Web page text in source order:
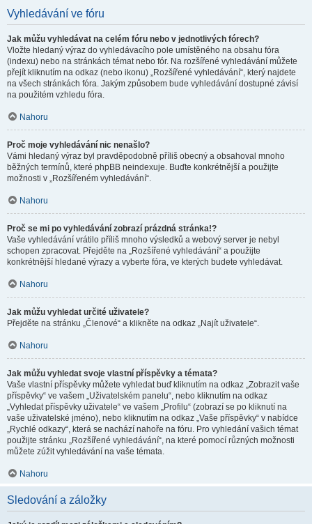
Vyhledávání ve fóru
Jak můžu vyhledávat na celém fóru nebo v jednotlivých fórech?
Vložte hledaný výraz do vyhledávacího pole umístěného na obsahu fóra
(indexu) nebo na stránkách témat nebo fór. Na rozšířené vyhledávání můžete
přejít kliknutím na odkaz (nebo ikonu) „Rozšířené vyhledávání“, který najdete
na všech stránkách fóra. Jakým způsobem bude vyhledávání dostupné závisí
na použitém vzhledu fóra.
Nahoru
Proč moje vyhledávání nic nenašlo?
Vámi hledaný výraz byl pravděpodobně příliš obecný a obsahoval mnoho
běžných termínů, které phpBB neindexuje. Buďte konkrétnější a použijte
možnosti v „Rozšířeném vyhledávání“.
Nahoru
Proč se mi po vyhledávání zobrazí prázdná stránka!?
Vaše vyhledávání vrátilo příliš mnoho výsledků a webový server je nebyl
schopen zpracovat. Přejděte na „Rozšířené vyhledávání“ a použijte
konkrétnější hledané výrazy a vyberte fóra, ve kterých budete vyhledávat.
Nahoru
Jak můžu vyhledat určité uživatele?
Přejděte na stránku „Členové“ a klikněte na odkaz „Najít uživatele“.
Nahoru
Jak můžu vyhledat svoje vlastní příspěvky a témata?
Vaše vlastní příspěvky můžete vyhledat buď kliknutím na odkaz „Zobrazit vaše
příspěvky“ ve vašem „Uživatelském panelu“, nebo kliknutím na odkaz
„Vyhledat příspěvky uživatele“ ve vašem „Profilu“ (zobrazí se po kliknutí na
vaše uživatelské jméno), nebo kliknutím na odkaz „Vaše příspěvky“ v nabídce
„Rychlé odkazy“, která se nachází nahoře na fóru. Pro vyhledání vašich témat
použijte stránku „Rozšířené vyhledávání“, na které pomocí různých možnosti
můžete zúžit vyhledávání na vaše témata.
Nahoru
Sledování a záložky